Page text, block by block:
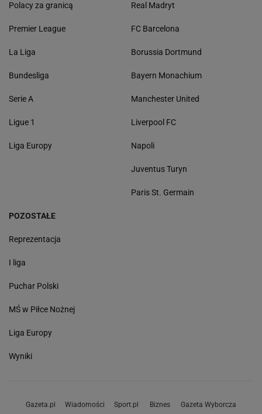
Polacy za granicą
Premier League
La Liga
Bundesliga
Serie A
Ligue 1
Liga Europy
Real Madryt
FC Barcelona
Borussia Dortmund
Bayern Monachium
Manchester United
Liverpool FC
Napoli
Juventus Turyn
Paris St. Germain
POZOSTAŁE
Reprezentacja
I liga
Puchar Polski
MŚ w Piłce Nożnej
Liga Europy
Wyniki
Gazeta.pl Wiadomości Sport.pl Biznes Gazeta Wyborcza